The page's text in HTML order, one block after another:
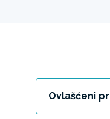
Ovlašćeni